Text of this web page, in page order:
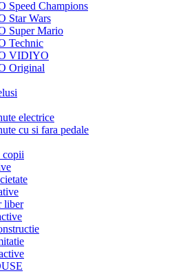
Speed Champions
Star Wars
Super Mario
Technic
VIDIYO
Original
electrice
cu si fara pedale
copii
liber